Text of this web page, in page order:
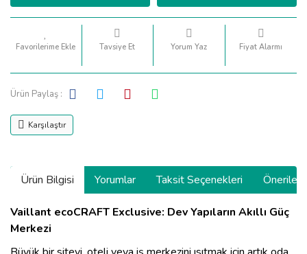
Tavsiye Et Yorum Yaz Fiyat Alarmı
Ürün Paylaş :
Karşılaştır
Ürün Bilgisi Yorumlar Taksit Seçenekleri
Vaillant ecoCRAFT Exclusive: Dev Yapıların Akıllı Güç
Merkezi